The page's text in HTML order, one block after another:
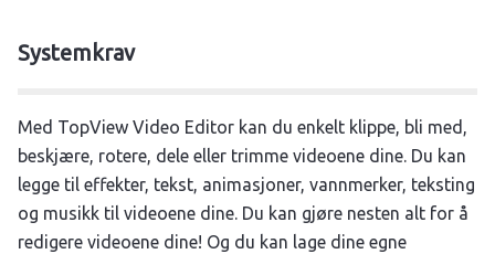
Systemkrav
Med TopView Video Editor kan du enkelt klippe, bli med,
beskjære, rotere, dele eller trimme videoene dine. Du kan
legge til effekter, tekst, animasjoner, vannmerker, teksting
og musikk til videoene dine. Du kan gjøre nesten alt for å
redigere videoene dine! Og du kan lage dine egne